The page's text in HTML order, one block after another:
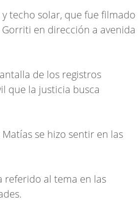
techo solar, que fue filmado
en dirección a avenida
de los registros
que la justicia busca
se hizo sentir en las
referido al tema en las